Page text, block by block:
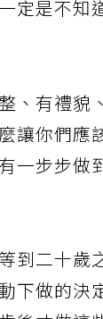
定是不知
、有禮貌
讓你們應
一步步做
到二十歲
下做的決